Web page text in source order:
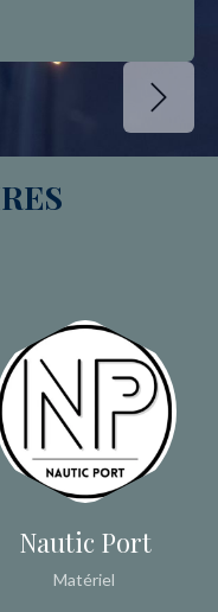
Suivant
Nautic Port
Matériel